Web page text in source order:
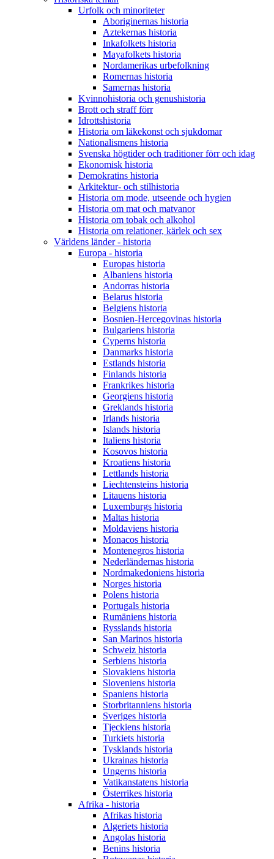
Urfolk och minoriteter
Aboriginernas historia
Aztekernas historia
Inkafolkets historia
Mayafolkets historia
Nordamerikas urbefolkning
Romernas historia
Samernas historia
Kvinnohistoria och genushistoria
Brott och straff förr
Idrottshistoria
Historia om läkekonst och sjukdomar
Nationalismens historia
Svenska högtider och traditioner förr och idag
Ekonomisk historia
Demokratins historia
Arkitektur- och stilhistoria
Historia om mode, utseende och hygien
Historia om mat och matvanor
Historia om tobak och alkohol
Historia om relationer, kärlek och sex
Världens länder - historia
Europa - historia
Europas historia
Albaniens historia
Andorras historia
Belarus historia
Belgiens historia
Bosnien-Hercegovinas historia
Bulgariens historia
Cyperns historia
Danmarks historia
Estlands historia
Finlands historia
Frankrikes historia
Georgiens historia
Greklands historia
Irlands historia
Islands historia
Italiens historia
Kosovos historia
Kroatiens historia
Lettlands historia
Liechtensteins historia
Litauens historia
Luxemburgs historia
Maltas historia
Moldaviens historia
Monacos historia
Montenegros historia
Nederländernas historia
Nordmakedoniens historia
Norges historia
Polens historia
Portugals historia
Rumäniens historia
Rysslands historia
San Marinos historia
Schweiz historia
Serbiens historia
Slovakiens historia
Sloveniens historia
Spaniens historia
Storbritanniens historia
Sveriges historia
Tjeckiens historia
Turkiets historia
Tysklands historia
Ukrainas historia
Ungerns historia
Vatikanstatens historia
Österrikes historia
Afrika - historia
Afrikas historia
Algeriets historia
Angolas historia
Benins historia